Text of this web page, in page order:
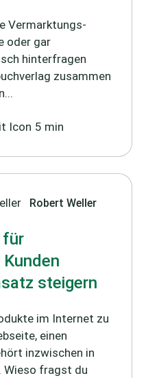
Vermarktungs-
oder gar
hinterfragen
zusammen
5 min
Robert Weller
für
steigern
im Internet zu
einen
inzwischen in
Wieso fragst du